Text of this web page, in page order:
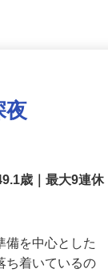
歳｜最大9連休
備を中心とした